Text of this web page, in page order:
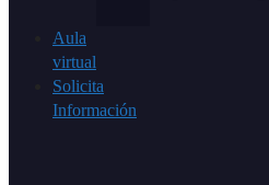
Aula
virtual
Solicita
Información